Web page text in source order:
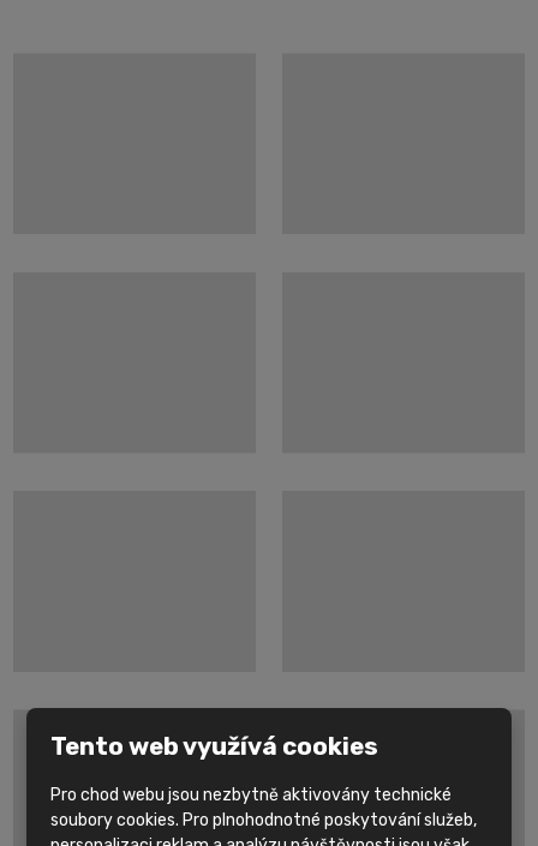
Tento web využívá cookies
Pro chod webu jsou nezbytně aktivovány technické
soubory cookies. Pro plnohodnotné poskytování služeb,